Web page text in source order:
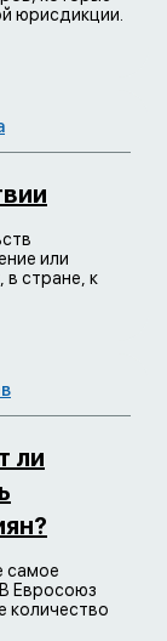
юрисдикции.
или
в стране, к
ли
самое
Евросоюз
количество